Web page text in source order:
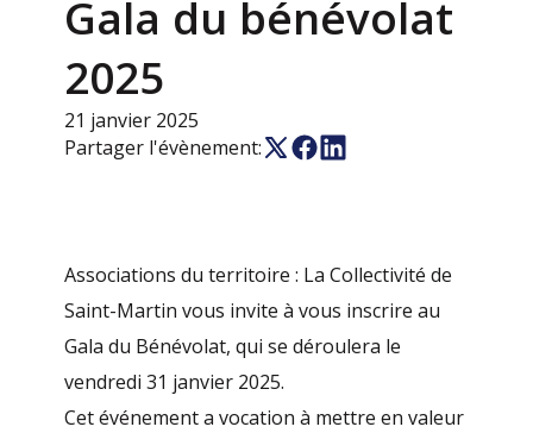
Gala du bénévolat
2025
21 janvier 2025
Partager l'évènement:
Associations du territoire : La Collectivité de
Saint-Martin vous invite à vous inscrire au
Gala du Bénévolat, qui se déroulera le
vendredi 31 janvier 2025.
Cet événement a vocation à mettre en valeur